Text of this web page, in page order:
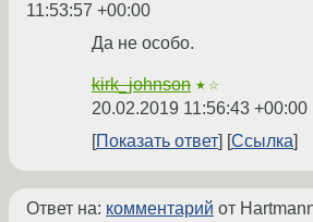
11:53:57 +00:00
Да не особо.
kirk_johnson ★☆
20.02.2019 11:56:43 +00:00
Показать ответ
Ссылка
Ответ на: комментарий от